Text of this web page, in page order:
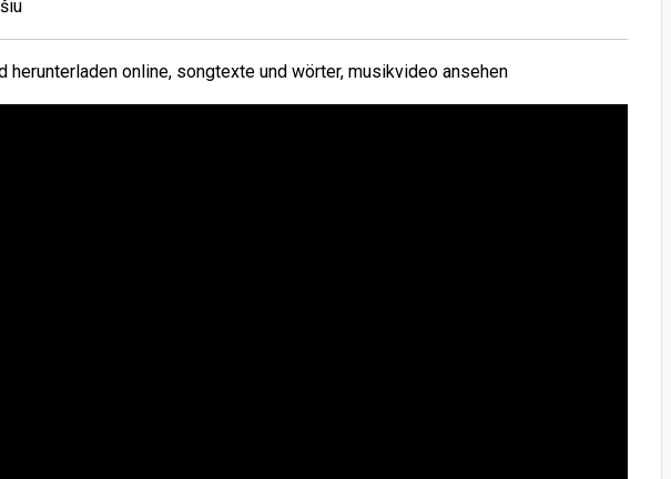
online, songtexte und wörter, musikvideo ansehen